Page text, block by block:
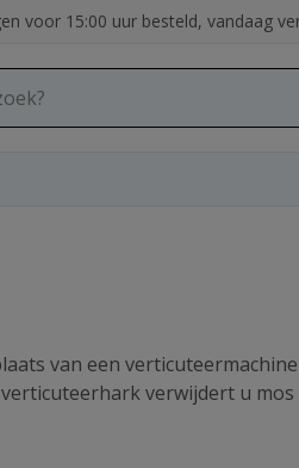
voor 15:00 uur besteld, vandaag
van een
verwijdert u